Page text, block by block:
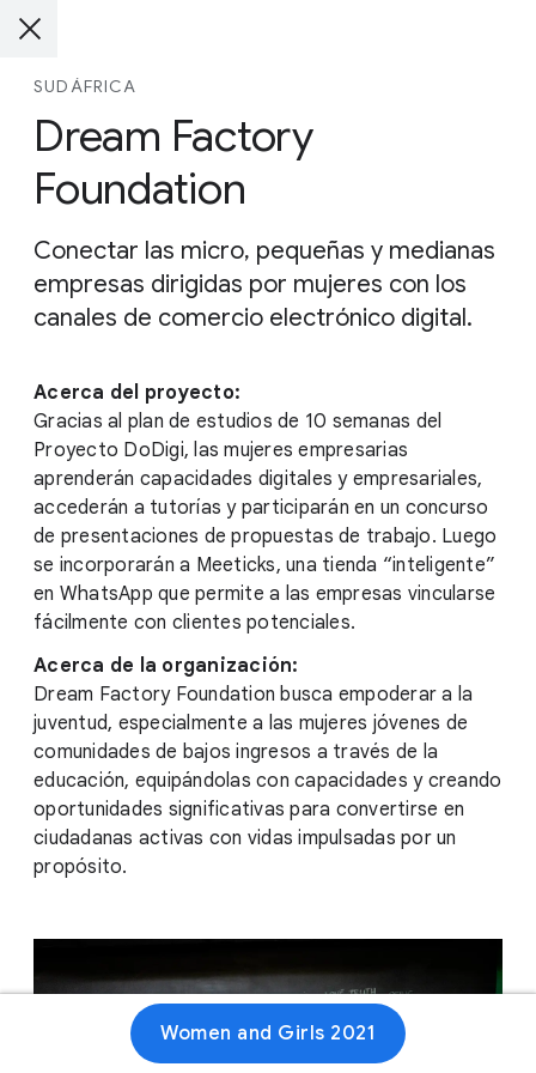
SUDÁFRICA
Dream Factory
Foundation
Conectar las micro, pequeñas y medianas
empresas dirigidas por mujeres con los
canales de comercio electrónico digital.
Acerca del proyecto:
Gracias al plan de estudios de 10 semanas del
Proyecto DoDigi, las mujeres empresarias
aprenderán capacidades digitales y empresariales,
accederán a tutorías y participarán en un concurso
de presentaciones de propuestas de trabajo. Luego
se incorporarán a Meeticks, una tienda “inteligente”
en WhatsApp que permite a las empresas vincularse
fácilmente con clientes potenciales.
Acerca de la organización:
Dream Factory Foundation busca empoderar a la
juventud, especialmente a las mujeres jóvenes de
comunidades de bajos ingresos a través de la
educación, equipándolas con capacidades y creando
oportunidades significativas para convertirse en
ciudadanas activas con vidas impulsadas por un
propósito.
Women and Girls 2021